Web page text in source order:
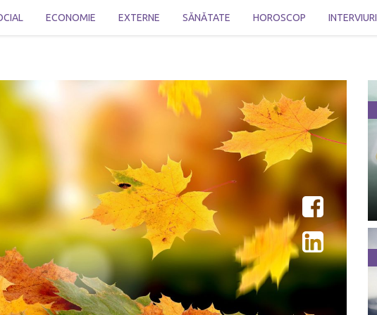
ECONOMIE EXTERNE SĂNĂTATE HOROSCOP INTERVIURI